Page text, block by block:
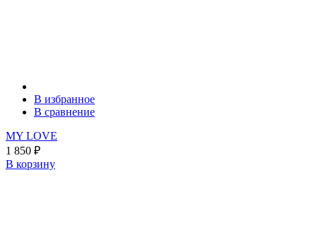
В избранное
В сравнение
MY LOVE
1 850 ₽
В корзину